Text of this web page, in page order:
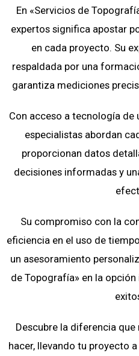
En «Servicios de
expertos significa apostar
en cada proyecto. Su
respaldada por una
garantiza mediciones
Con acceso a tecnología
especialistas abordan
proporcionan datos
decisiones informadas y
Su compromiso con la
eficiencia en el uso de
un asesoramiento
de Topografía» en la
Descubre la diferencia
hacer, llevando tu proyecto